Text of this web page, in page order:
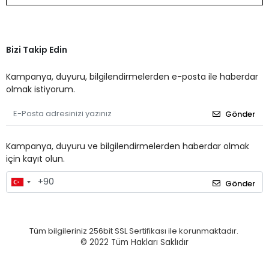
Bizi Takip Edin
Kampanya, duyuru, bilgilendirmelerden e-posta ile haberdar
olmak istiyorum.
Gönder
Kampanya, duyuru ve bilgilendirmelerden haberdar olmak
için kayıt olun.
Gönder
Tüm bilgileriniz 256bit SSL Sertifikası ile korunmaktadır.
© 2022 Tüm Hakları Saklıdır